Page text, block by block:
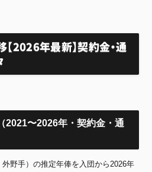
2026年最新】契約金・通
2021〜2026年・契約金・通
野手）の推定年俸を入団から2026年